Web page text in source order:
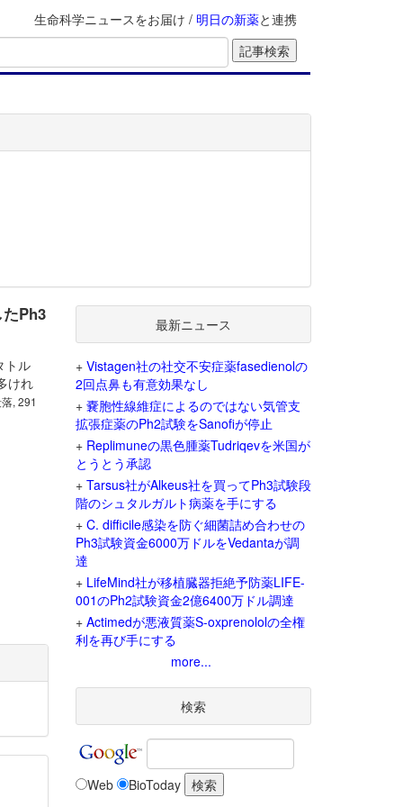
生命科学ニュースをお届け / 明日の新薬と連携
Ph3
トル
けれ
, 291
最新ニュース
+ Vistagen社の社交不安症薬fasedienolの
2回点鼻も有意効果なし
+ 嚢胞性線維症によるのではない気管支
拡張症薬のPh2試験をSanofiが停止
+ Replimuneの黒色腫薬Tudriqevを米国が
とうとう承認
+ Tarsus社がAlkeus社を買ってPh3試験段
階のシュタルガルト病薬を手にする
+ C. difficile感染を防ぐ細菌詰め合わせの
Ph3試験資金6000万ドルをVedantaが調
達
+ LifeMind社が移植臓器拒絶予防薬LIFE-
001のPh2試験資金2億6400万ドル調達
+ Actimedが悪液質薬S-oxprenololの全権
利を再び手にする
more...
検索
Web BioToday